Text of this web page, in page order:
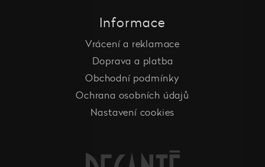
Informace
Vrácení a reklamace
Doprava a platba
Obchodní podmínky
Ochrana osobních údajů
Nastavení cookies